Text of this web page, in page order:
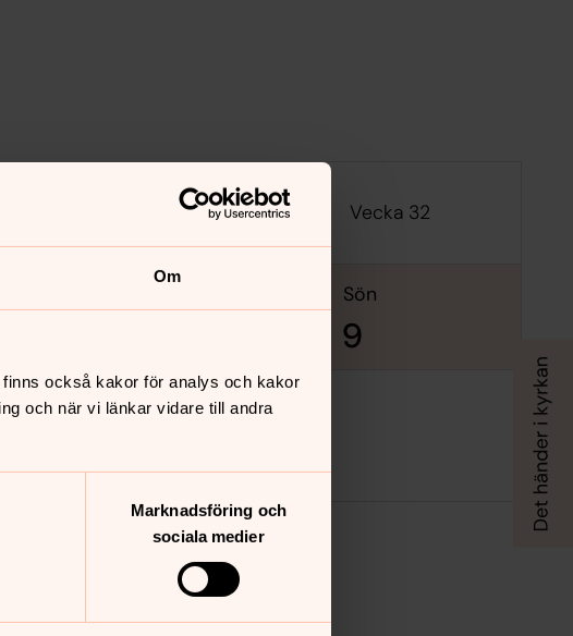
Om
också kakor för analys och kakor
och när vi länkar vidare till andra
Marknadsföring och
sociala medier
Vecka 32
sön
9